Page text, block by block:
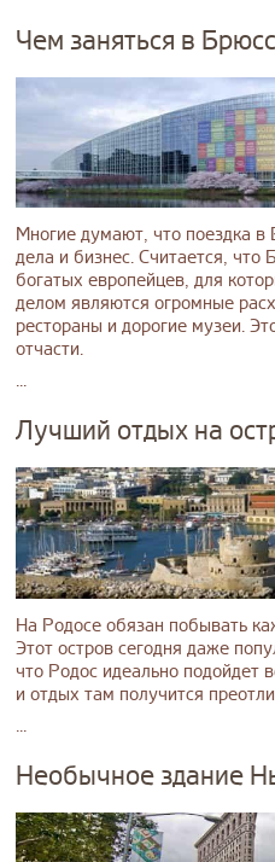
Чем заняться в
Многие думают, что поездка в
дела и бизнес. Считается, что
богатых европейцев, для
делом являются огромные
рестораны и дорогие музеи.
отчасти.
...
Лучший отдых на
На Родосе обязан побывать
Этот остров сегодня даже
что Родос идеально подойдет
и отдых там получится
...
Необычное здание